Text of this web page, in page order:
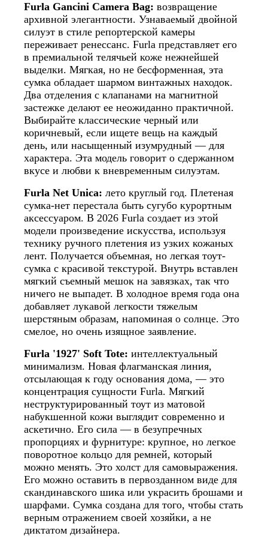
Furla Gancini Camera Bag: возвращение
архивной элегантности. Узнаваемый двойной
силуэт в стиле репортерской камеры
переживает ренессанс. Furla представляет его
в премиальной телячьей коже нежнейшей
выделки. Мягкая, но не бесформенная, эта
сумка обладает шармом винтажных находок.
Два отделения с клапанами на магнитной
застежке делают ее неожиданно практичной.
Выбирайте классические черный или
коричневый, если ищете вещь на каждый
день, или насыщенный изумрудный — для
характера. Эта модель говорит о сдержанном
вкусе и любви к вневременным силуэтам.
Furla Net Unica: лето круглый год. Плетеная
сумка-нет перестала быть сугубо курортным
аксессуаром. В 2026 Furla создает из этой
модели произведение искусства, используя
технику ручного плетения из узких кожаных
лент. Получается объемная, но легкая тоут-
сумка с красивой текстурой. Внутрь вставлен
мягкий съемный мешок на завязках, так что
ничего не выпадет. В холодное время года она
добавляет лукавой легкости тяжелым
шерстяным образам, напоминая о солнце. Это
смелое, но очень изящное заявление.
Furla '1927' Soft Tote: интеллектуальный
минимализм. Новая флагманская линия,
отсылающая к году основания дома, — это
концентрация сущности Furla. Мягкий
неструктурированный тоут из матовой
набукшенной кожи выглядит современно и
аскетично. Его сила — в безупречных
пропорциях и фурнитуре: крупное, но легкое
поворотное кольцо для ремней, который
можно менять. Это холст для самовыражения.
Его можно оставить в первозданном виде для
скандинавского шика или украсить брошами и
шарфами. Сумка создана для того, чтобы стать
верным отражением своей хозяйки, а не
диктатом дизайнера.